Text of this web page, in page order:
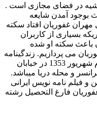
در فضای مجازی است .
بوجود آمدن شایعه
غفوریان افتاد سکته
بسیاری از کاربران
باعث سکته او شده
می پردازیم. زندگینامه
مهران غفوریان مهران غفوریان در سوم شهریور 1353 در خیابان
و محله دریا میباشد.
و فیلم نامه نویس ایرانی
فارغ التحصیل رشته